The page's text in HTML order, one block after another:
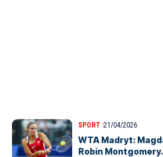
SPORT 21/04/2026
WTA Madryt:
Robin